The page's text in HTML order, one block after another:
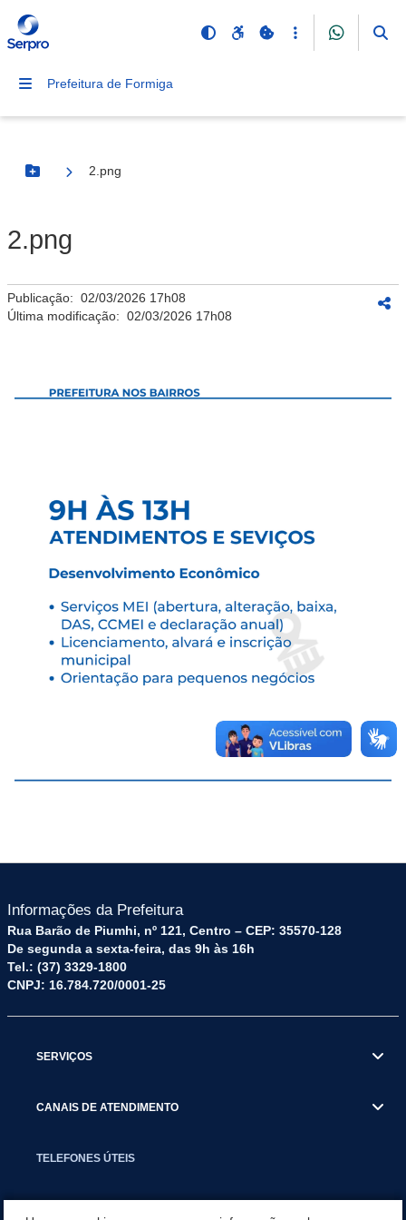
Prefeitura de Formiga
Botão Menu
2.png
2.png
Publicação: 02/03/2026 17h08
Última modificação: 02/03/2026 17h08
Informações da Prefeitura
Rua Barão de Piumhi, nº 121, Centro – CEP: 35570-128
De segunda a sexta-feira, das 9h às 16h
Tel.: (37) 3329-1800
CNPJ: 16.784.720/0001-25
SERVIÇOS
CANAIS DE ATENDIMENTO
TELEFONES ÚTEIS